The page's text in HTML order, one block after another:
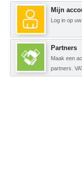
Mijn
Log in op
Partners
Maak een
partners.